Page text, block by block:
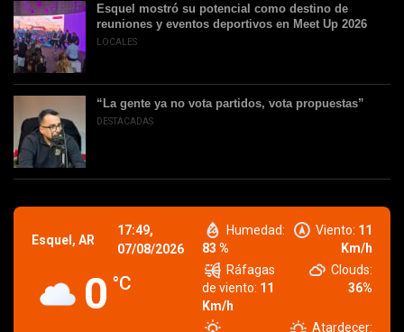
Esquel mostró su potencial como destino de
reuniones y eventos deportivos en Meet Up 2026
LOCALES
“La gente ya no vota partidos, vota propuestas”
DESTACADAS
Esquel, AR
17:49,
07/08/2026
0 °C
Humedad:
83 %
Viento: 11
Km/h
Ráfagas
de viento: 11
Km/h
Clouds:
36%
Atardecer: